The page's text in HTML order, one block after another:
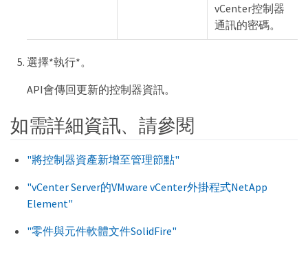
vCenter控制器
通訊的密碼。
選擇*執行*。
API會傳回更新的控制器資訊。
如需詳細資訊、請參閱
"將控制器資產新增至管理節點"
"vCenter Server的VMware vCenter外掛程式NetApp
Element"
"零件與元件軟體文件SolidFire"